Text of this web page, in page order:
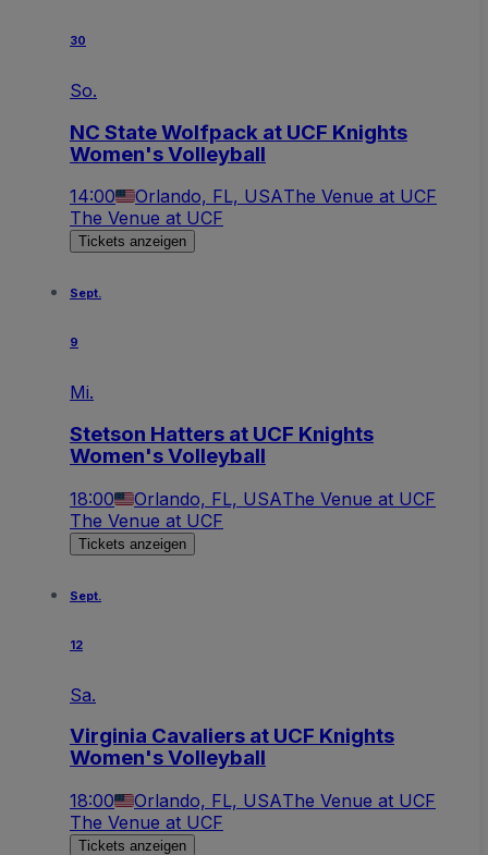
30
So.
NC State Wolfpack at UCF Knights
Women's Volleyball
14:00 Orlando, FL, USAThe Venue at UCF
The Venue at UCF
Tickets anzeigen
Sept.
9
Mi.
Stetson Hatters at UCF Knights
Women's Volleyball
18:00 Orlando, FL, USAThe Venue at UCF
The Venue at UCF
Tickets anzeigen
Sept.
12
Sa.
Virginia Cavaliers at UCF Knights
Women's Volleyball
18:00 Orlando, FL, USAThe Venue at UCF
The Venue at UCF
Tickets anzeigen